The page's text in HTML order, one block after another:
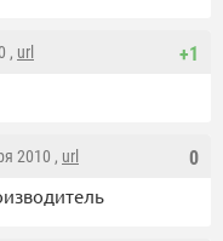
+1
, url
0
2010 , url